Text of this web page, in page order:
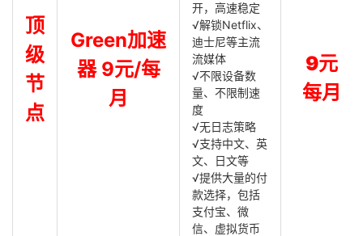
顶
级
节
点
Green加速
器 9元/每
月
开，高速稳定
√解锁Netflix、
迪士尼等主流
流媒体
√不限设备数
量、不限制速
度
√无日志策略
√支持中文、英
文、日文等
√提供大量的付
款选择，包括
支付宝、微
信、虚拟货币
9元
每月